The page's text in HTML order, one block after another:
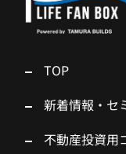
TOP
新着情報・セ
不動産投資用